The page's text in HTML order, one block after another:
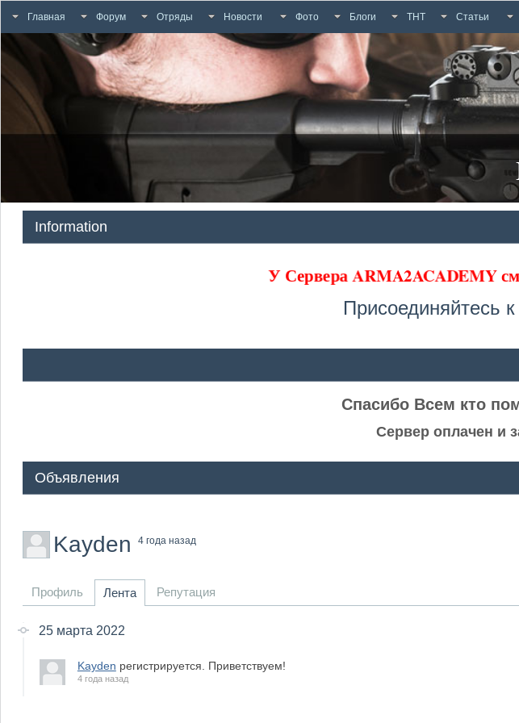
Главная Форум Отряды Новости Фото Блоги ТНТ Статьи
Information
У Сервера ARMA2ACADEMY
Присоединяйтесь
Спасибо Всем кто
Сервер оплачен и
Объявления
Kayden 4 года назад
Профиль Лента Репутация
25 марта 2022
Kayden регистрируется. Приветствуем!
4 года назад